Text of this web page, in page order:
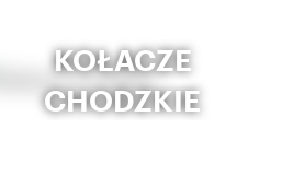
KOŁACZE
CHODZKIE